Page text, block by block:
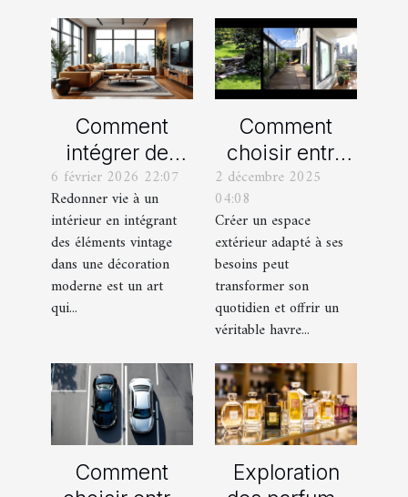
Comment
intégrer des
éléments
vintage dans
une décoration
moderne ?
6 février 2026 22:07
Redonner vie à un
intérieur en intégrant
des éléments vintage
dans une décoration
moderne est un art
qui...
Comment
choisir entre
un jardin, une
terrasse et un
balcon pour
votre espace
extérieur ?
2 décembre 2025
04:08
Créer un espace
extérieur adapté à ses
besoins peut
transformer son
quotidien et offrir un
véritable havre...
Comment
Exploration